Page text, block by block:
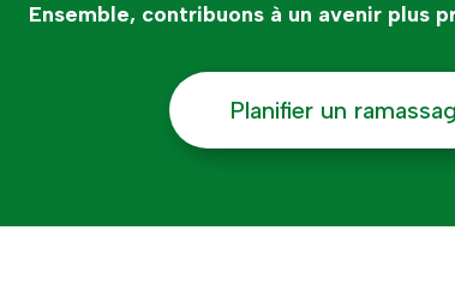
Ensemble, contribuons à un avenir plus
Planifier un